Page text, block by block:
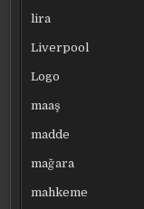
lira
Liverpool
Logo
maaş
madde
mağara
mahkeme